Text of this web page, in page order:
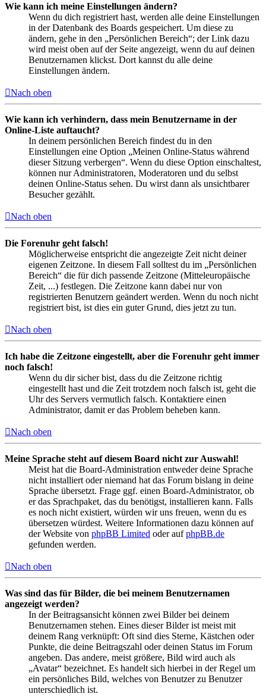
Wie kann ich meine Einstellungen ändern?
Wenn du dich registriert hast, werden alle deine Einstellungen
in der Datenbank des Boards gespeichert. Um diese zu
ändern, gehe in den „Persönlichen Bereich“; der Link dazu
wird meist oben auf der Seite angezeigt, wenn du auf deinen
Benutzernamen klickst. Dort kannst du alle deine
Einstellungen ändern.
Nach oben
Wie kann ich verhindern, dass mein Benutzername in der
Online-Liste auftaucht?
In deinem persönlichen Bereich findest du in den
Einstellungen eine Option „Meinen Online-Status während
dieser Sitzung verbergen“. Wenn du diese Option einschaltest,
können nur Administratoren, Moderatoren und du selbst
deinen Online-Status sehen. Du wirst dann als unsichtbarer
Besucher gezählt.
Nach oben
Die Forenuhr geht falsch!
Möglicherweise entspricht die angezeigte Zeit nicht deiner
eigenen Zeitzone. In diesem Fall solltest du im „Persönlichen
Bereich“ die für dich passende Zeitzone (Mitteleuropäische
Zeit, ...) festlegen. Die Zeitzone kann dabei nur von
registrierten Benutzern geändert werden. Wenn du noch nicht
registriert bist, ist dies ein guter Grund, dies jetzt zu tun.
Nach oben
Ich habe die Zeitzone eingestellt, aber die Forenuhr geht immer
noch falsch!
Wenn du dir sicher bist, dass du die Zeitzone richtig
eingestellt hast und die Zeit trotzdem noch falsch ist, geht die
Uhr des Servers vermutlich falsch. Kontaktiere einen
Administrator, damit er das Problem beheben kann.
Nach oben
Meine Sprache steht auf diesem Board nicht zur Auswahl!
Meist hat die Board-Administration entweder deine Sprache
nicht installiert oder niemand hat das Forum bislang in deine
Sprache übersetzt. Frage ggf. einen Board-Administrator, ob
er das Sprachpaket, das du benötigst, installieren kann. Falls
es noch nicht existiert, würden wir uns freuen, wenn du es
übersetzen würdest. Weitere Informationen dazu können auf
der Website von phpBB Limited oder aufphpBB.de
gefunden werden.
Nach oben
Was sind das für Bilder, die bei meinem Benutzernamen
angezeigt werden?
In der Beitragsansicht können zwei Bilder bei deinem
Benutzernamen stehen. Eines dieser Bilder ist meist mit
deinem Rang verknüpft: Oft sind dies Sterne, Kästchen oder
Punkte, die deine Beitragszahl oder deinen Status im Forum
angeben. Das andere, meist größere, Bild wird auch als
„Avatar“ bezeichnet. Es handelt sich hierbei in der Regel um
ein persönliches Bild, welches von Benutzer zu Benutzer
unterschiedlich ist.